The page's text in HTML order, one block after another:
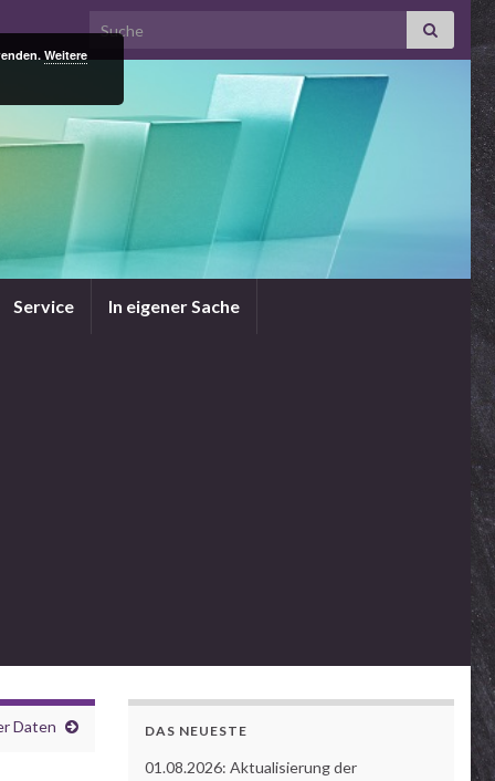
Search for:
Service In eigener Sache
Daten DAS NEUESTE
01.08.2026: Aktualisierung der
Weitere